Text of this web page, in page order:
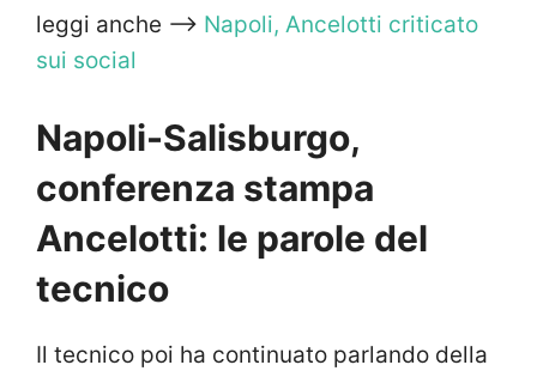
leggi anche —> Napoli, Ancelotti criticato
sui social
Napoli-Salisburgo,
conferenza stampa
Ancelotti: le parole del
tecnico
Il tecnico poi ha continuato parlando della